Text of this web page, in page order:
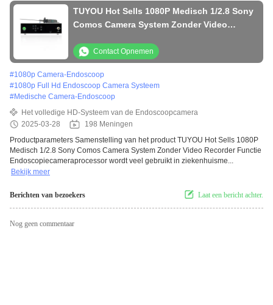
TUYOU Hot Sells 1080P Medisch 1/2.8 Sony
Comos Camera System Zonder Video
Contact Opnemen
#1080p Camera-Endoscoop
#1080p Full Hd Endoscoop Camera Systeem
#Medische Camera-Endoscoop
Het volledige HD-Systeem van de Endoscoopcamera
2025-03-28
198 Meningen
Productparameters Samenstelling van het product TUYOU Hot Sells 1080P
Medisch 1/2.8 Sony Comos Camera System Zonder Video Recorder Functie
Endoscopiecameraprocessor wordt veel gebruikt in ziekenhuisme...
Bekijk meer
Berichten van bezoekers Laat een bericht achter.
Nog geen commentaar